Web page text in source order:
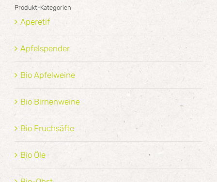
Produkt-Kategorien
Aperetif
Apfelspender
Bio Apfelweine
Bio Birnenweine
Bio Fruchsäfte
Bio Öle